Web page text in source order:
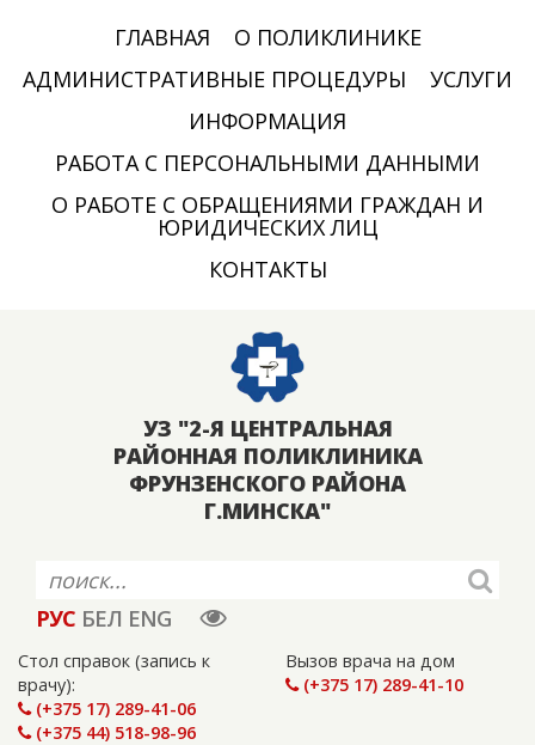
ГЛАВНАЯ
О ПОЛИКЛИНИКЕ
АДМИНИСТРАТИВНЫЕ ПРОЦЕДУРЫ
УСЛУГИ
ИНФОРМАЦИЯ
РАБОТА С ПЕРСОНАЛЬНЫМИ ДАННЫМИ
О РАБОТЕ С ОБРАЩЕНИЯМИ ГРАЖДАН И
ЮРИДИЧЕСКИХ ЛИЦ
КОНТАКТЫ
УЗ "2-Я ЦЕНТРАЛЬНАЯ
РАЙОННАЯ ПОЛИКЛИНИКА
ФРУНЗЕНСКОГО РАЙОНА
Г.МИНСКА"
РУС БЕЛ ENG
Стол справок (запись к
врачу):
(+375 17) 289-41-06
(+375 44) 518-98-96
Вызов врача на дом
(+375 17) 289-41-10